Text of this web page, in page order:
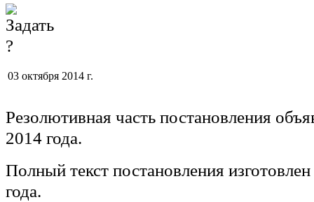
03 октября 2014 г.
Резолютивная часть постановления
2014 года.
Полный текст постановления
года.